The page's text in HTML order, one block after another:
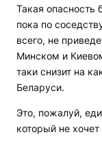
Такая опасность
пока по
всего, не
Минском и
таки снизит на
Беларуси.
Это, пожалуй,
который не хочет